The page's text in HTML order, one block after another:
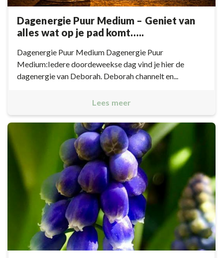
Dagenergie Puur Medium – Geniet van
alles wat op je pad komt…..
Dagenergie Puur Medium Dagenergie Puur
Medium:Iedere doordeweekse dag vind je hier de
dagenergie van Deborah. Deborah channelt en...
Lees meer